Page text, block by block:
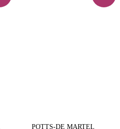
POTTS-DE MARTEL